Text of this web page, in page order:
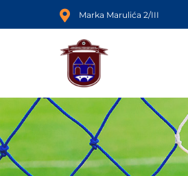
Marka Marulića 2/III